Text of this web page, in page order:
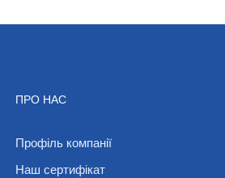
ПРО НАС
Профіль компанії
Наш сертифікат